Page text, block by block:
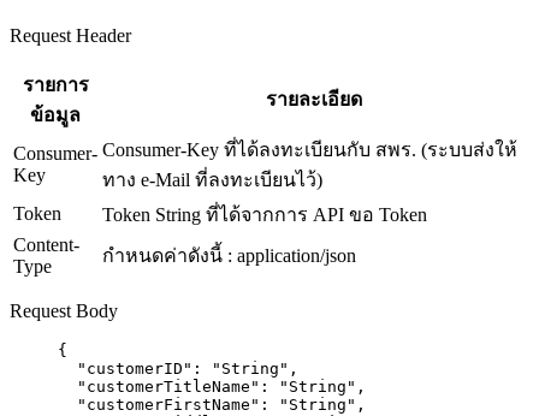
Request Header
รายการ
ข้อมูล
รายละเอียด
Consumer-
Key
Consumer-Key ที่ได้ลงทะเบียนกับ สพร. (ระบบส่งให้
ทาง e-Mail ที่ลงทะเบียนไว้)
Token
Token String ที่ได้จากการ API ขอ Token
Content-
Type
กำหนดค่าดังนี้ : application/json
Request Body
{
"customerID" : " String " ,
"customerTitleName" : " String " ,
"customerFirstName" : " String " ,